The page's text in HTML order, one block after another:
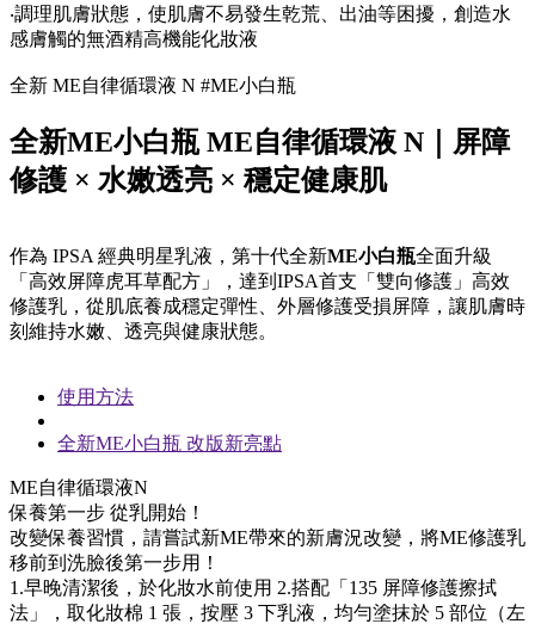
‧調理肌膚狀態，使肌膚不易發生乾荒、出油等困擾，創造水
感膚觸的無酒精高機能化妝液
全新 ME自律循環液 N #ME小白瓶
全新ME小白瓶 ME自律循環液 N｜屏障
修護 × 水嫩透亮 × 穩定健康肌
作為 IPSA 經典明星乳液，第十代全新ME小白瓶全面升級
「高效屏障虎耳草配方」，達到IPSA首支「雙向修護」高效
修護乳，從肌底養成穩定彈性、外層修護受損屏障，讓肌膚時
刻維持水嫩、透亮與健康狀態。
使用方法
全新ME小白瓶 改版新亮點
ME自律循環液N
保養第一步 從乳開始！
改變保養習慣，請嘗試新ME帶來的新膚況改變，將ME修護乳
移前到洗臉後第一步用！
1.早晚清潔後，於化妝水前使用 2.搭配「135 屏障修護擦拭
法」，取化妝棉 1 張，按壓 3 下乳液，均勻塗抹於 5 部位（左